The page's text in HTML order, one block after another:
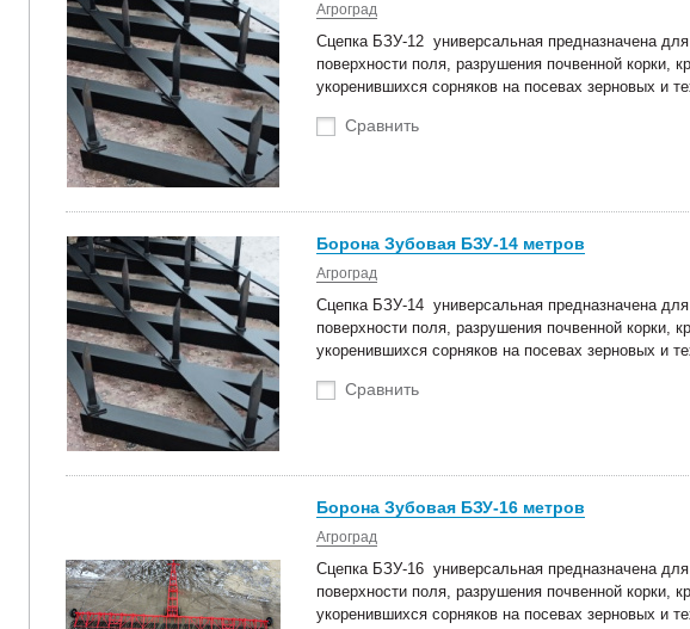
Большое поступление техники
производства Сальсксельмаш
на склады Белагро в Минске!
Новые роторные косилки уже в
Агроград
Сцепка БЗУ-12 универсальная предназначена
поверхности поля, разрушения почвенной
укоренившихся сорняков на посевах зерновых и
Сравнить
Борона Зубовая БЗУ-14 метров
Агроград
Сцепка БЗУ-14 универсальная предназначена
поверхности поля, разрушения почвенной
укоренившихся сорняков на посевах зерновых и
Сравнить
Борона Зубовая БЗУ-16 метров
Агроград
Сцепка БЗУ-16 универсальная предназначена
поверхности поля, разрушения почвенной
укоренившихся сорняков на посевах зерновых и